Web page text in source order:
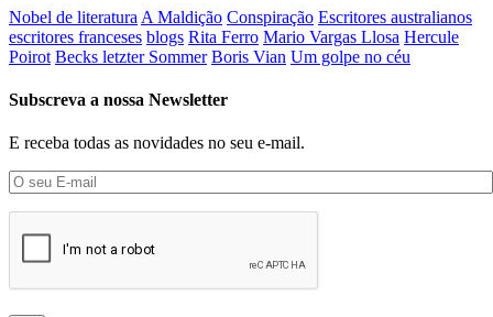
Nobel de literatura A Maldição Conspiração Escritores australianos
escritores franceses blogs Rita Ferro Mario Vargas Llosa Hercule
Poirot Becks letzter Sommer Boris Vian Um golpe no céu
Subscreva a nossa Newsletter
E receba todas as novidades no seu e-mail.